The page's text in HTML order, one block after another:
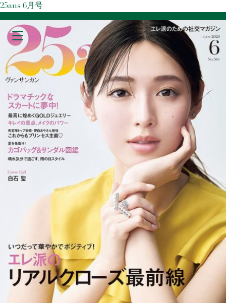
MARY COHR PARIS PROFESSIONAL BEAUTY SALONS
25ans 6月号